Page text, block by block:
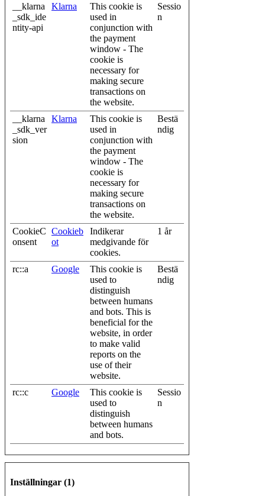
__klarna
_sdk_ide
ntity-api
Klarna
This cookie is
used in
conjunction with
the payment
window - The
cookie is
necessary for
making secure
transactions on
the website.
Sessio
n
__klarna
_sdk_ver
sion
Klarna
This cookie is
used in
conjunction with
the payment
window - The
cookie is
necessary for
making secure
transactions on
the website.
Bestä
ndig
CookieC
onsent
Cookieb
ot
Indikerar
medgivande för
cookies.
1 år
rc::a Google
This cookie is
used to
distinguish
between humans
and bots. This is
beneficial for the
website, in order
to make valid
reports on the
use of their
website.
Bestä
ndig
rc::c Google
This cookie is
used to
distinguish
between humans
and bots.
Sessio
n
Inställningar (1)